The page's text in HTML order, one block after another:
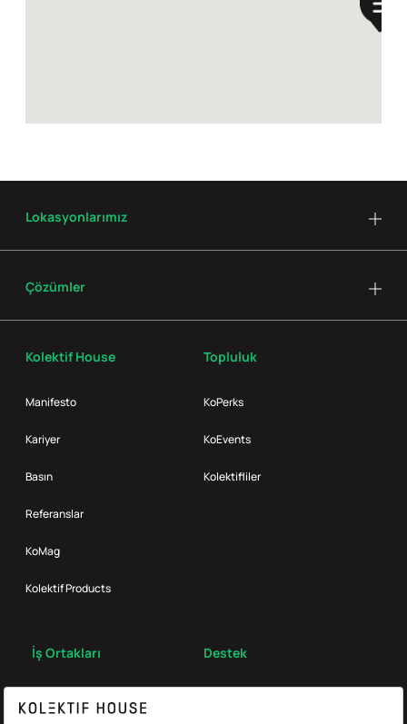
Kolektif House
Manifesto
Kariyer
Basın
Referanslar
KoMag
Kolektif Products
Topluluk
KoPerks
KoEvents
Kolektifliler
İş Ortakları Destek
Lokasyonlarımız
Çözümler